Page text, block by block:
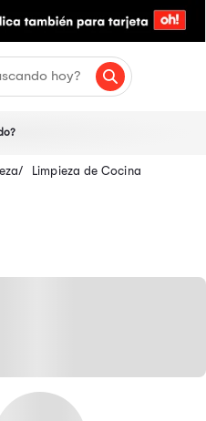
Limpieza de Cocina